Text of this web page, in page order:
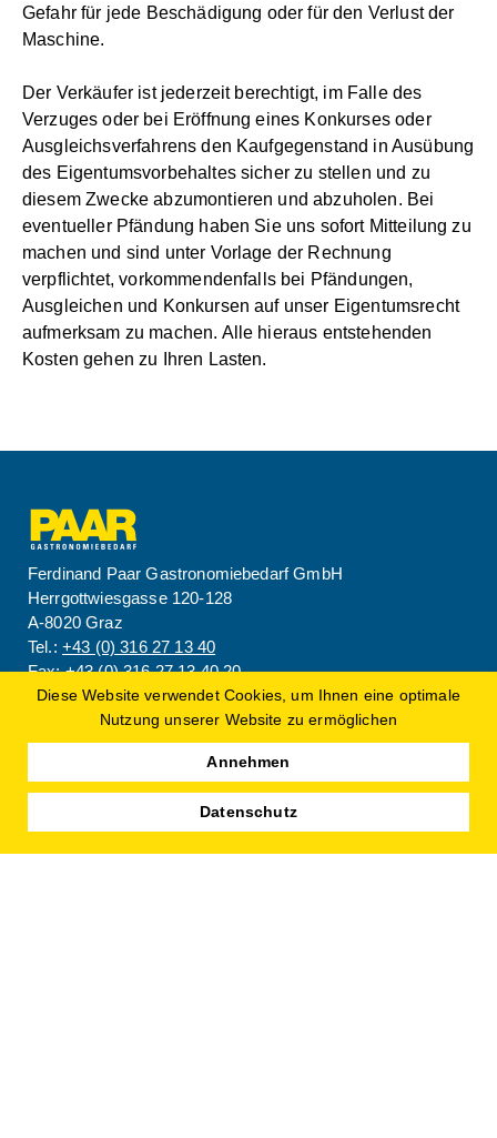
Diese Website verwendet Cookies, um Ihnen eine optimale
Nutzung unserer Website zu ermöglichen
Annehmen
Datenschutz
Gefahr für jede Beschädigung oder für den Verlust der
Maschine.
Der Verkäufer ist jederzeit berechtigt, im Falle des
Verzuges oder bei Eröffnung eines Konkurses oder
Ausgleichsverfahrens den Kaufgegenstand in Ausübung
des Eigentumsvorbehaltes sicher zu stellen und zu
diesem Zwecke abzumontieren und abzuholen. Bei
eventueller Pfändung haben Sie uns sofort Mitteilung zu
machen und sind unter Vorlage der Rechnung
verpflichtet, vorkommendenfalls bei Pfändungen,
Ausgleichen und Konkursen auf unser Eigentumsrecht
aufmerksam zu machen. Alle hieraus entstehenden
Kosten gehen zu Ihren Lasten.
Ferdinand Paar Gastronomiebedarf GmbH
Herrgottwiesgasse 120-128
A-8020 Graz
Tel.: +43 (0) 316 27 13 40
Fax:+43 (0) 316 27 13 40 20
Mail:office@paargastro.at